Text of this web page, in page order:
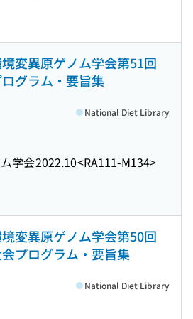
変異原ゲノム学会第51回
グラム・要旨集
学会2022.10<RA111-M134>
National Diet Library
変異原ゲノム学会第50回
プログラム・要旨集
National Diet Library